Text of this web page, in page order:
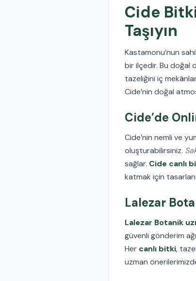
Cide
Taşıyın
Kastamonu’nun
bir ilçedir. Bu doğal
tazeliğini iç
Cide’nin doğal
Cide’de
Cide’nin nemli ve
oluşturabilirsiniz.
sağlar. Cide canlı
katmak için
Lalezar
Lalezar Botanik
güvenli gönderim
Her canlı bitki,
uzman